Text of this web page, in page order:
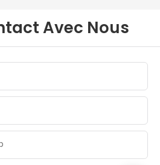
Avec Nous